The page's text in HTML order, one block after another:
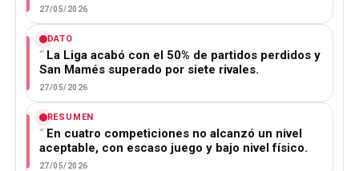
27/05/2026
DATO
La Liga acabó con el 50% de partidos perdidos y
San Mamés superado por siete rivales.
27/05/2026
RESUMEN
En cuatro competiciones no alcanzó un nivel
aceptable, con escaso juego y bajo nivel físico.
27/05/2026